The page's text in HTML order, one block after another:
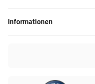
Informationen